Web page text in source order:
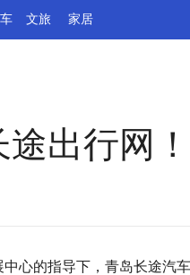
文旅 家居
出行网
心的指导下，青岛长途汽